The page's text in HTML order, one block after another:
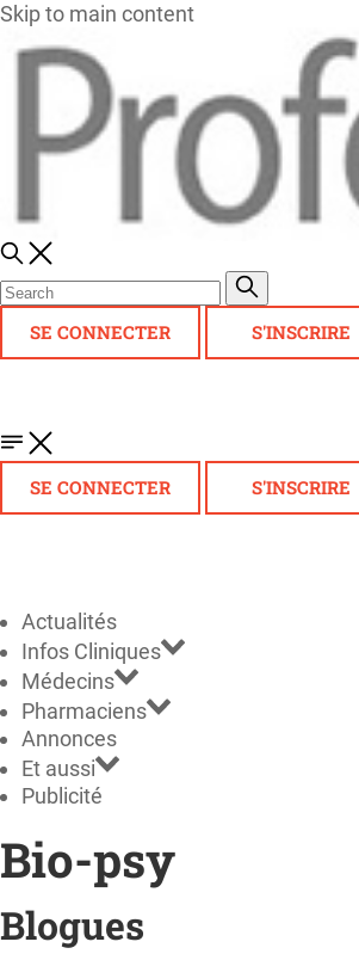
Skip to main content
SE CONNECTER S'INSCRIRE
SE CONNECTER S'INSCRIRE
Actualités
Infos Cliniques
Médecins
Pharmaciens
Annonces
Et aussi
Publicité
Bio-psy
Blogues